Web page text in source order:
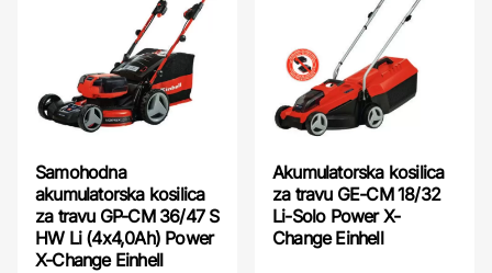
Samohodna
akumulatorska kosilica
za travu GP-CM 36/47 S
HW Li (4x4,0Ah) Power
X-Change Einhell
Akumulatorska kosilica
za travu GE-CM 18/32
Li-Solo Power X-
Change Einhell